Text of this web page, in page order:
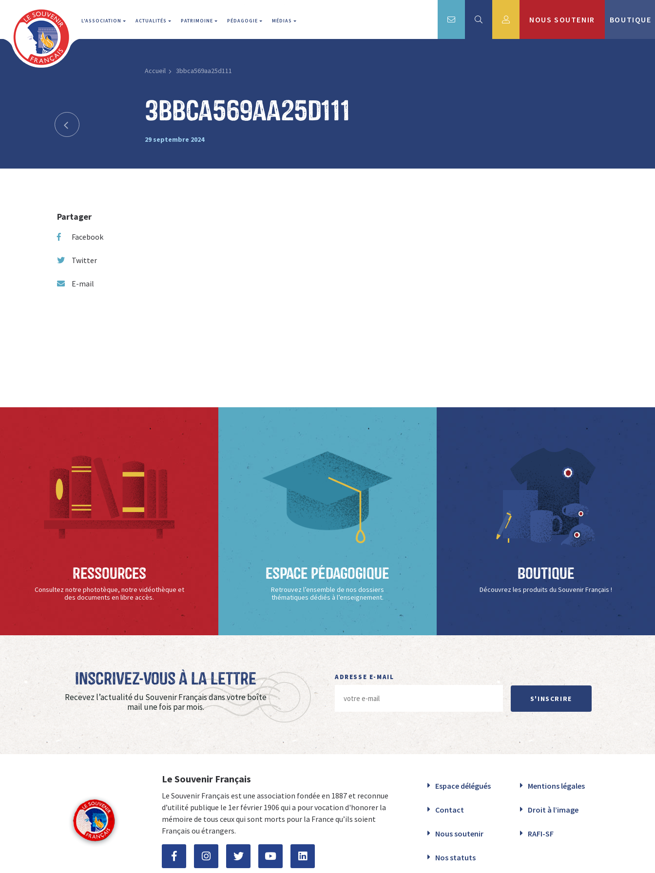
L'ASSOCIATION ACTUALITÉS PATRIMOINE PÉDAGOGIE MÉDIAS NOUS SOUTENIR BOUTIQUE
Accueil 3bbca569aa25d111
3bbca569aa25d111
29 septembre 2024
Partager
Facebook
Twitter
E-mail
Ressources
Consultez notre phototèque, notre vidéothèque et
des documents en libre accès.
Espace Pédagogique
Retrouvez l’ensemble de nos dossiers
thématiques dédiés à l’enseignement.
Boutique
Découvrez les produits du Souvenir Français !
Inscrivez-vous à La Lettre
Recevez l’actualité du Souvenir Français dans votre boîte
mail une fois par mois.
ADRESSE E-MAIL
S'INSCRIRE
Le Souvenir Français
Le Souvenir Français est une association fondée en 1887 et reconnue
d’utilité publique le 1er février 1906 qui a pour vocation d'honorer la
mémoire de tous ceux qui sont morts pour la France qu’ils soient
Français ou étrangers.
Espace délégués Mentions légales
Contact Droit à l’image
Nous soutenir RAFI-SF
Nos statuts